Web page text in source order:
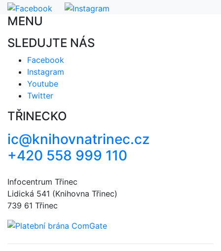
MENU
SLEDUJTE NÁS
Facebook
Instagram
Youtube
Twitter
TŘINECKO
ic@knihovnatrinec.cz
+420 558 999 110
Infocentrum Třinec
Lidická 541 (Knihovna Třinec)
739 61 Třinec